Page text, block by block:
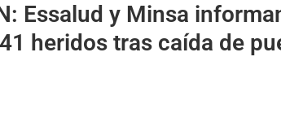
Essalud y Minsa
heridos tras caída de